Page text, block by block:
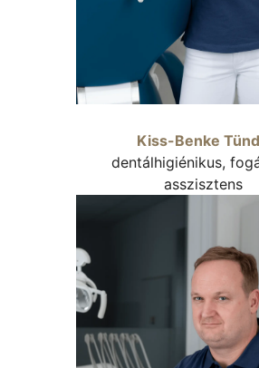
Kiss-Benke
dentálhigiénikus,
asszisztens